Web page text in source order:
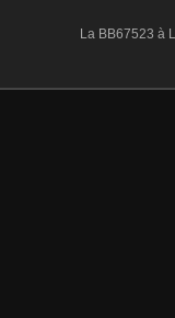
La BB67523 à